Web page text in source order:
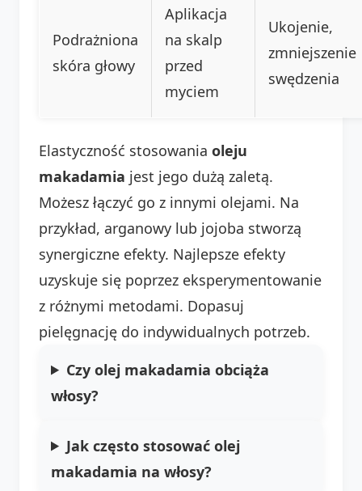
Podrażniona
skóra głowy
Aplikacja
na skalp
przed
myciem
Ukojenie,
zmniejszenie
swędzenia
Elastyczność stosowania oleju
makadamia jest jego dużą zaletą.
Możesz łączyć go z innymi olejami. Na
przykład, arganowy lub jojoba stworzą
synergiczne efekty. Najlepsze efekty
uzyskuje się poprzez eksperymentowanie
z różnymi metodami. Dopasuj
pielęgnację do indywidualnych potrzeb.
Czy olej makadamia obciąża
włosy?
Jak często stosować olej
makadamia na włosy?